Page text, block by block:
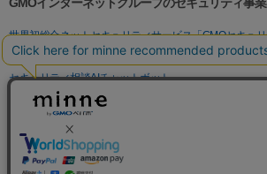
世界初総合ネットセキュリティサービス「GMOセキュリ
パスワード漏洩診断
Webサイトリスク診断
セキュリティ相談AIチャットボット
実在証明・盗聴対策
サイバー攻撃対策（GMO Flatt Security）
セキュリティ事業の軌跡